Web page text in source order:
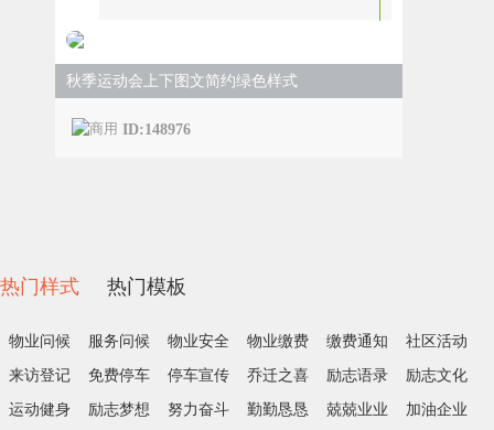
秋季运动会上下图文简约绿色样式
ID:148976
热门样式 热门模板
物业问候 服务问候 物业安全 物业缴费 缴费通知 社区活动
来访登记 免费停车 停车宣传 乔迁之喜 励志语录 励志文化
运动健身 励志梦想 努力奋斗 勤勤恳恳 兢兢业业 加油企业